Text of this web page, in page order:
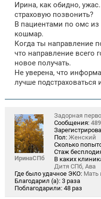
б
щ
е
н
и
Ирина, как обидно,
страховую позвонить?
В пациентами по омс
кошмар.
Когда ты направление
что направление всего
новое получать.
Не уверена, что
лучше подстраховаться
ИринаСПб
Задорная
Сообщения: 489
Пол: Женский
Сколько
Стаж
В каких
Дитя СПб, Ава
Где было удачное ЭКО: Мать
Благодарил (а): 3 раза
Поблагодарили: 48 раз